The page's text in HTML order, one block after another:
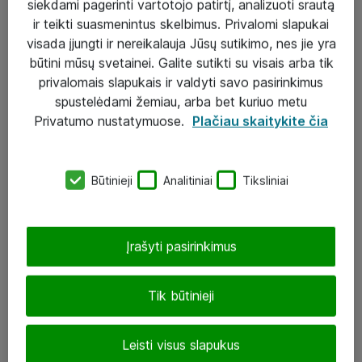
Sprendimai ir paslaugos
Paslaugos
Įgyvendinti projektai
J. Rutkausko g. 6, Vilnius
siekdami pagerinti vartotojo patirtį, analizuoti srautą
ir teikti suasmenintus skelbimus. Privalomi slapukai
visada įjungti ir nereikalauja Jūsų sutikimo, nes jie yra
būtini mūsų svetainei. Galite sutikti su visais arba tik
privalomais slapukais ir valdyti savo pasirinkimus
spustelėdami žemiau, arba bet kuriuo metu
Privatumo nustatymuose. Plačiau skaitykite čia
Būtinieji Analitiniai Tiksliniai
Tik būtinieji
Leisti visus slapukus
Įrašyti pasirinkimus